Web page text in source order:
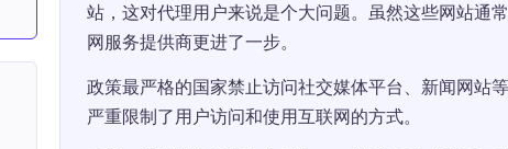
站，这对代理用户来说是个大问题。虽然这些网站通
网服务提供商更进了一步。
政策最严格的国家禁止访问社交媒体平台、新闻网站
严重限制了用户访问和使用互联网的方式。